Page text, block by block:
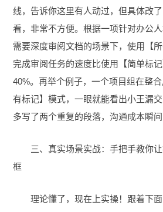
线，告诉你这里有人动过，但具体改
看，非常不方便。根据一项针对办公
需要深度审阅文档的场景下，使用【
完成审阅任务的速度比使用【简单标
40%。再举个例子，一个项目组在整
有标记】模式，一眼就能看出小王漏
多写了两个重复的段落，沟通成本瞬间
三、真实场景实战：手把手教你
框
理论懂了，现在上实操！跟着下